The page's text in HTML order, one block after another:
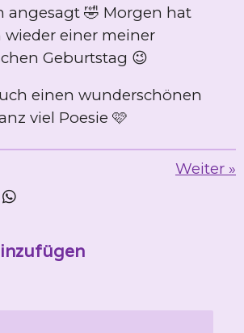
angesagt 🤣 Morgen hat
einer meiner
Geburtstag 😉
einen wunderschönen
viel Poesie 🩷
Weiter »
T
l